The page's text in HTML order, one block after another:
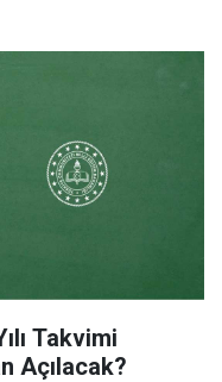
Takvimi
Açılacak?